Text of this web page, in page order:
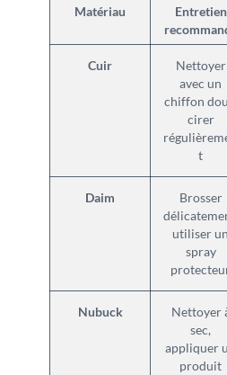
Matériau
Entretien
Cuir
Nettoyer
avec un
chiffon
cirer
t
Daim
Brosser
utiliser un
spray
Nubuck
Nettoyer
sec,
appliquer
produit